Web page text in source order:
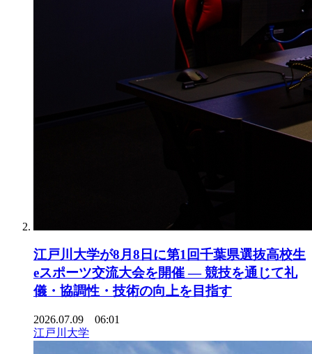
江戸川大学が8月8日に第1回千葉県選抜高校生
eスポーツ交流大会を開催 ― 競技を通じて礼
儀・協調性・技術の向上を目指す
2026.07.09 06:01
江戸川大学